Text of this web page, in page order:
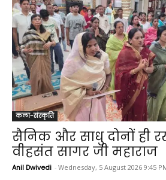
कला-संस्कृति
सैनिक और साधु दोनों ही
वीहसंत सागर जी महाराज
Anil Dwivedi - Wednesday, 5 August 2026 9:45